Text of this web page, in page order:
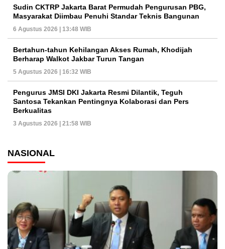
Sudin CKTRP Jakarta Barat Permudah Pengurusan PBG,
Masyarakat Diimbau Penuhi Standar Teknis Bangunan
6 Agustus 2026 | 13:48 WIB
Bertahun-tahun Kehilangan Akses Rumah, Khodijah
Berharap Walkot Jakbar Turun Tangan
5 Agustus 2026 | 16:32 WIB
Pengurus JMSI DKI Jakarta Resmi Dilantik, Teguh
Santosa Tekankan Pentingnya Kolaborasi dan Pers
Berkualitas
3 Agustus 2026 | 21:58 WIB
NASIONAL